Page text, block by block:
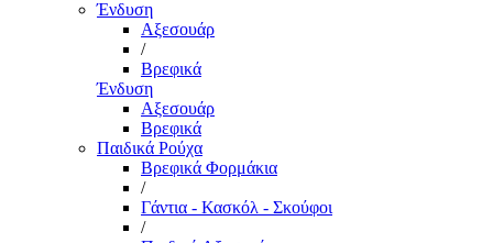
Ένδυση
Αξεσουάρ
/
Βρεφικά
Ένδυση
Αξεσουάρ
Βρεφικά
Παιδικά Ρούχα
Βρεφικά Φορμάκια
/
Γάντια - Κασκόλ - Σκούφοι
/